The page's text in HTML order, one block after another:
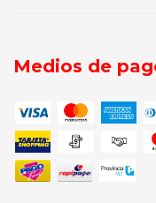
Medios de